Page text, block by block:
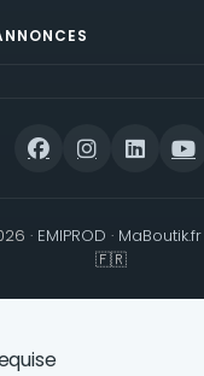
· EMIPROD · MaBoutik.fr
🇫🇷